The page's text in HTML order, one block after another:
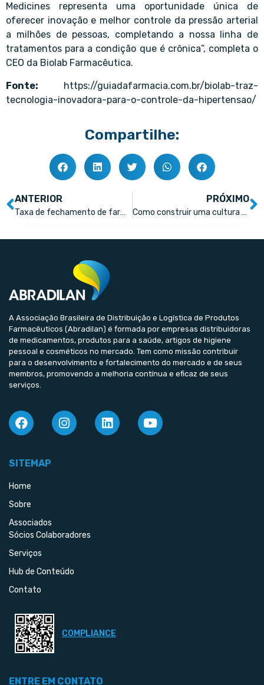
Medicines representa uma oportunidade única de
oferecer inovação e melhor controle da pressão arterial
a milhões de pessoas, completando a nossa linha de
tratamentos para a condição que é crônica”, completa o
CEO da Biolab Farmacêutica.
Fonte:
https://guiadafarmacia.com.br/biolab-traz-
tecnologia-inovadora-para-o-controle-da-hipertensao/
Compartilhe:
ANTERIOR
Taxa de fechamento de farmácias supera 10% pela 1ª vez
PRÓXIMO
Como construir uma cultura de atendimento ao cliente na farmácia
A Associação Brasileira de Distribuição e Logística de Produtos
Farmacêuticos (Abradilan) é formada por empresas distribuidoras
de medicamentos, produtos para a saúde, artigos de higiene
pessoal e cosméticos no mercado. Tem como missão contribuir
para o desenvolvimento e fortalecimento do mercado e de seus
membros, promovendo a melhoria contínua e eficaz de seus
serviços.
SITEMAP
Home
Sobre
Associados
Sócios Colaboradores
Serviços
Hub de Conteúdo
Contato
COMPLIANCE
ENTRE EM CONTATO